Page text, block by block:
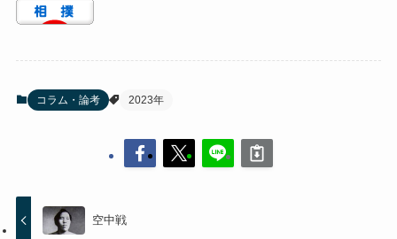
コラム・論考 2023年
空中戦